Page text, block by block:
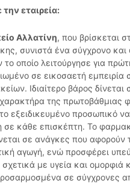
την εταιρεία:
Αλλατίνη, που βρίσκεται
συνιστά ένα σύγχρονο και
το οποίο λειτούργησε για
σε εικοσαετή εμπειρία
Ιδιαίτερο βάρος δίνεται
της πρωτοβάθμιας
εξειδικευμένο προσωπικό
σε κάθε επισκέπτη. Το
σε ανάγκες που αφορούν
αγωγή, ενώ προσφέρει
με υγεία και ομορφιά
σε σύγχρονες